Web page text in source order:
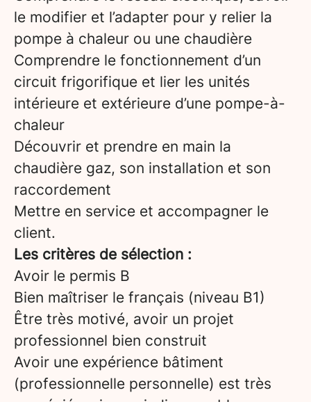
le modifier et l’adapter pour y relier la
pompe à chaleur ou une chaudière
Comprendre le fonctionnement d’un
circuit frigorifique et lier les unités
intérieure et extérieure d’une pompe-à-
chaleur
Découvrir et prendre en main la
chaudière gaz, son installation et son
raccordement
Mettre en service et accompagner le
client.
Les critères de sélection :
Avoir le permis B
Bien maîtriser le français (niveau B1)
Être très motivé, avoir un projet
professionnel bien construit
Avoir une expérience bâtiment
(professionnelle personnelle) est très